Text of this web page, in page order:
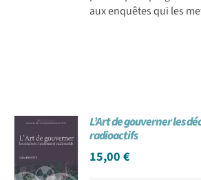
aux enquêtes qui les
L’Art de gouverner les
radioactifs
15,00€